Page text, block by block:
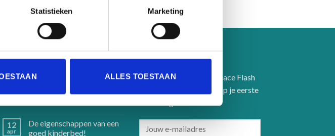
Statistieken Marketing
ALLES TOESTAAN
LAATSTE NIEUWS
12
Handgemaakte
kinderbedden en
12
apr
De eigenschappen van een
goed kinderbed!
SCHRIJF JE IN
Schrijf je in voor onze Peace Flash
en ontvang 5% korting op je eerste